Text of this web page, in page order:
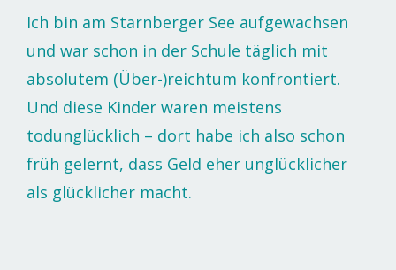
Ich bin am Starnberger See aufgewachsen
und war schon in der Schule täglich mit
absolutem (Über-)reichtum konfrontiert.
Und diese Kinder waren meistens
todunglücklich – dort habe ich also schon
früh gelernt, dass Geld eher unglücklicher
als glücklicher macht.